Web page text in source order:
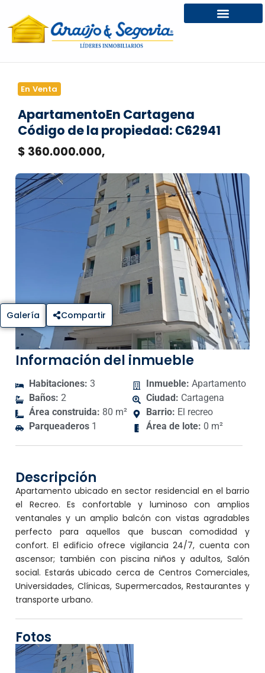
En Venta
ApartamentoEn Cartagena
Código de la propiedad: C62941
$ 360.000.000,
Galería Compartir
Información del inmueble
Habitaciones: 3
Baños: 2
Área construida: 80 m²
Parqueaderos 1
Inmueble: Apartamento
Ciudad: Cartagena
Barrio: El recreo
Área de lote: 0 m²
Descripción
Apartamento ubicado en sector residencial en el barrio
el Recreo. Es confortable y luminoso con amplios
ventanales y un amplio balcón con vistas agradables
perfecto para aquellos que buscan comodidad y
confort. El edificio ofrece vigilancia 24/7, cuenta con
ascensor; también con piscina niños y adultos, Salón
social. Estarás ubicado cerca de Centros Comerciales,
Universidades, Clínicas, Supermercados, Restaurantes y
transporte urbano.
Fotos